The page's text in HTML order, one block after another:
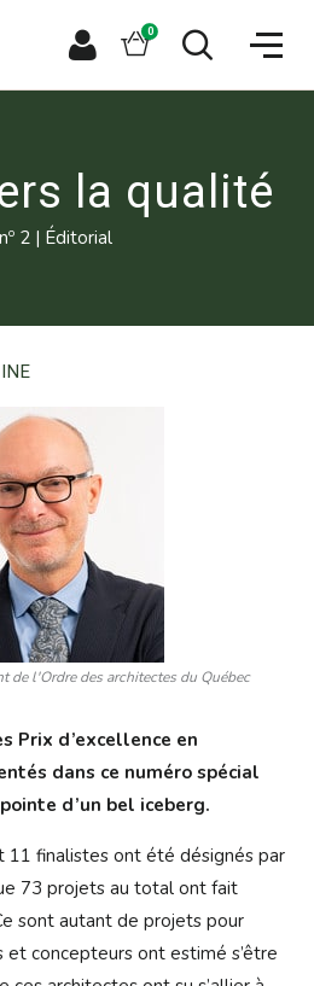
Panier
0
membre
le
la
site
la qualité
o 2 | Éditorial
de l'Ordre des architectes du Québec
Prix d’excellence en
dans ce numéro spécial
d’un bel iceberg.
11 finalistes ont été désignés par
73 projets au total ont fait
sont autant de projets pour
concepteurs ont estimé s’être